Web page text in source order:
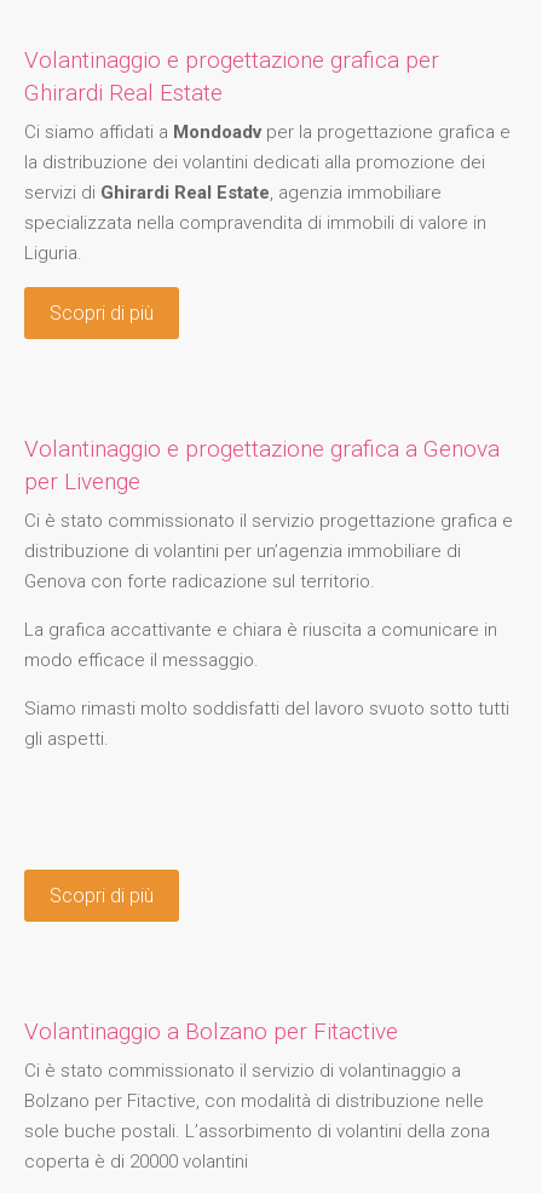
Volantinaggio e progettazione grafica per
Ghirardi Real Estate
Ci siamo affidati a Mondoadv per la progettazione grafica e
la distribuzione dei volantini dedicati alla promozione dei
servizi di Ghirardi Real Estate, agenzia immobiliare
specializzata nella compravendita di immobili di valore in
Liguria.
Scopri di più
Volantinaggio e progettazione grafica a Genova
per Livenge
Ci è stato commissionato il servizio progettazione grafica e
distribuzione di volantini per un’agenzia immobiliare di
Genova con forte radicazione sul territorio.
La grafica accattivante e chiara è riuscita a comunicare in
modo efficace il messaggio.
Siamo rimasti molto soddisfatti del lavoro svuoto sotto tutti
gli aspetti.
Scopri di più
Volantinaggio a Bolzano per Fitactive
Ci è stato commissionato il servizio di volantinaggio a
Bolzano per Fitactive, con modalità di distribuzione nelle
sole buche postali. L’assorbimento di volantini della zona
coperta è di 20000 volantini